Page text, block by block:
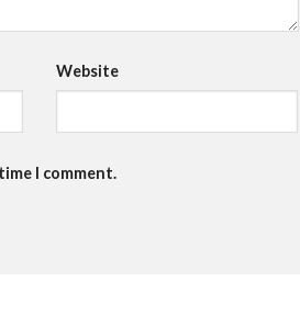
Website
I comment.